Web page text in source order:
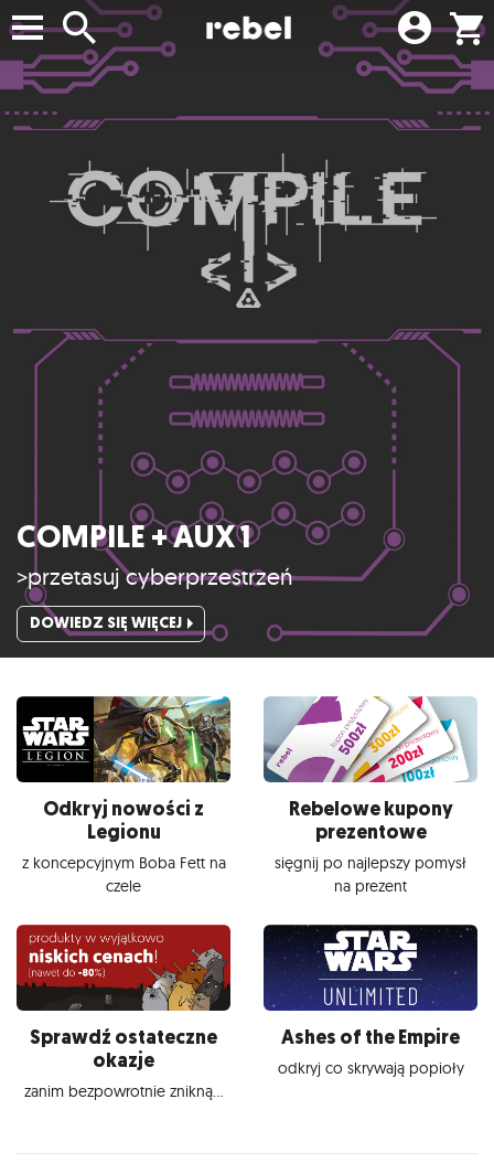
COMPILE + AUX 1
>przetasuj cyberprzestrzeń
DOWIEDZ SIĘ WIĘCEJ
Odkryj nowości z
Legionu
z koncepcyjnym Boba Fett na
czele
Rebelowe kupony
prezentowe
sięgnij po najlepszy pomysł
na prezent
Sprawdź ostateczne
okazje
zanim bezpowrotnie znikną...
Ashes of the Empire
odkryj co skrywają popioły